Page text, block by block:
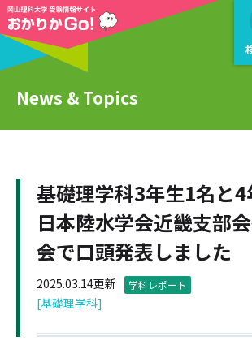
News & Topics
基礎理学科3年生1名と
日本陸水学会近畿支部
会で口頭発表しました
2025.03.14更新 学科レポート
[基礎理学科]